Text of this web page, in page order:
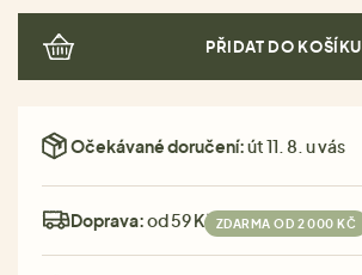
PŘIDAT DO KOŠÍKU
Očekávané doručení:út 11. 8. u vás
Doprava:od 59 Kč ZDARMA OD 2 000 KČ